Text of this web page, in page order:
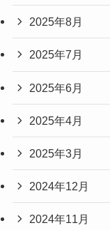
2025年8月
2025年7月
2025年6月
2025年4月
2025年3月
2024年12月
2024年11月